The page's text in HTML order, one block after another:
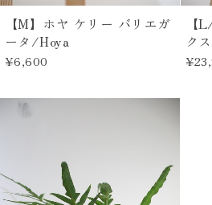
【M】ホヤ ケリー バリエガ
ータ/Hoya
¥6,600
【
ク